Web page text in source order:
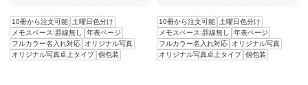
10冊から注文可能
土曜日色分け
メモスペース:罫線無し
年表ページ
フルカラー名入れ対応
オリジナル写真
オリジナル写真卓上タイプ 個包装
10冊から注文可能
土曜日色分け
メモスペース:罫線無し
年表ページ
フルカラー名入れ対応
オリジナル写真
オリジナル写真卓上タイプ 個包装